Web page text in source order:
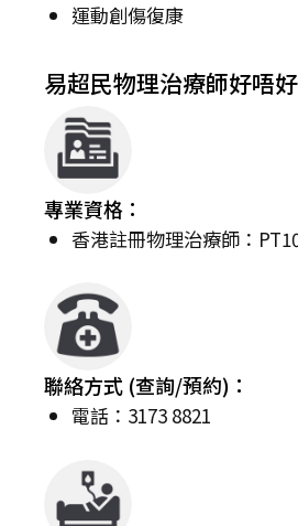
運動創傷復康
易超民物理治療師好唔好
專業資格：
香港註冊物理治療師：
聯絡方式 (查詢/預約)：
電話：3173 8821